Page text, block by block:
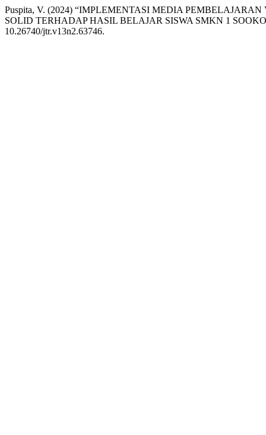
Puspita, V. (2024) “IMPLEMENTASI MEDIA
SOLID TERHADAP HASIL BELAJAR SISWA SMKN 1
10.26740/jtr.v13n2.63746.